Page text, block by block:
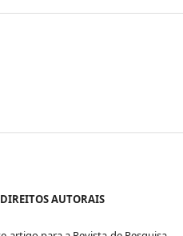
AUTORAIS